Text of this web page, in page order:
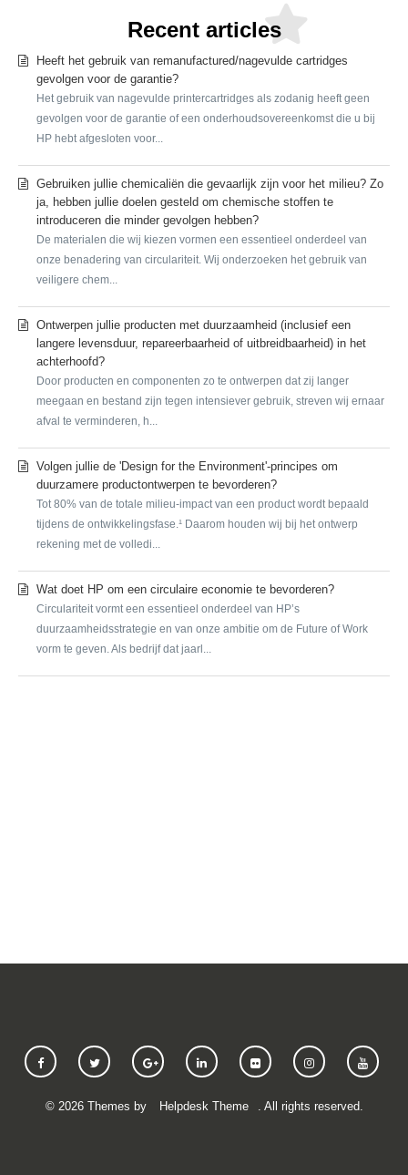
Recent articles
Heeft het gebruik van remanufactured/nagevulde cartridges
gevolgen voor de garantie?
Het gebruik van nagevulde printercartridges als zodanig heeft geen
gevolgen voor de garantie of een onderhoudsovereenkomst die u bij
HP hebt afgesloten voor...
Gebruiken jullie chemicaliën die gevaarlijk zijn voor het milieu? Zo
ja, hebben jullie doelen gesteld om chemische stoffen te
introduceren die minder gevolgen hebben?
De materialen die wij kiezen vormen een essentieel onderdeel van
onze benadering van circulariteit. Wij onderzoeken het gebruik van
veiligere chem...
Ontwerpen jullie producten met duurzaamheid (inclusief een
langere levensduur, repareerbaarheid of uitbreidbaarheid) in het
achterhoofd?
Door producten en componenten zo te ontwerpen dat zij langer
meegaan en bestand zijn tegen intensiever gebruik, streven wij ernaar
afval te verminderen, h...
Volgen jullie de 'Design for the Environment'-principes om
duurzamere productontwerpen te bevorderen?
Tot 80% van de totale milieu-impact van een product wordt bepaald
tijdens de ontwikkelingsfase.¹ Daarom houden wij bij het ontwerp
rekening met de volledi...
Wat doet HP om een circulaire economie te bevorderen?
Circulariteit vormt een essentieel onderdeel van HP’s
duurzaamheidsstrategie en van onze ambitie om de Future of Work
vorm te geven. Als bedrijf dat jaarl...
© 2026Themes by Helpdesk Theme . All rights reserved.